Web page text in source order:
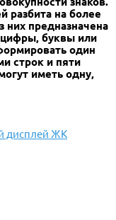
разбита на более
предназначена
буквы или
один
строк и пяти
иметь одну,
дисплей ЖК